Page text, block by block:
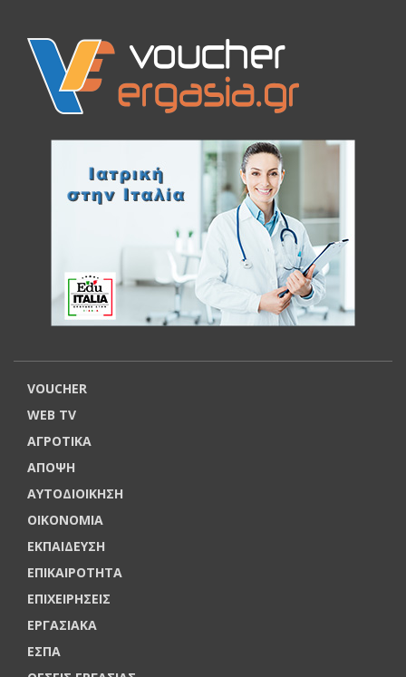
VOUCHER
WEB TV
ΑΓΡΟΤΙΚΑ
ΑΠΟΨΗ
ΑΥΤΟΔΙΟΙΚΗΣΗ
ΟΙΚΟΝΟΜΙΑ
ΕΚΠΑΙΔΕΥΣΗ
ΕΠΙΚΑΙΡΟΤΗΤΑ
ΕΠΙΧΕΙΡΗΣΕΙΣ
ΕΡΓΑΣΙΑΚΑ
ΕΣΠΑ